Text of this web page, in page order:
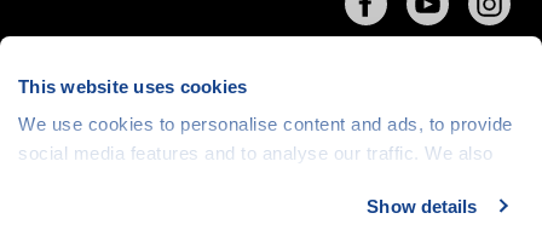
This website uses cookies
We use cookies to personalise content and ads, to provide
social media features and to analyse our traffic. We also
media, advertising and analytics partners who may
Show details
Cookies| © 1999-2026 Člověk v tísni o.p.s., web běží